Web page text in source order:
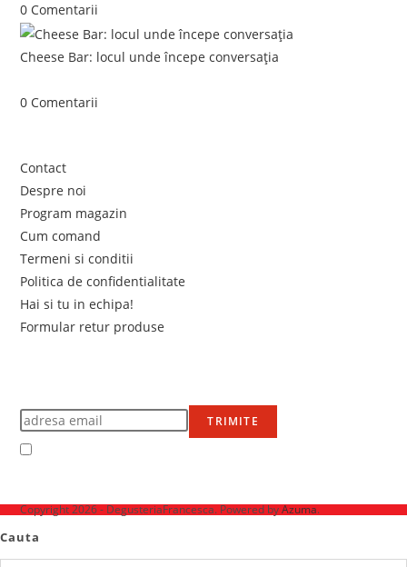
0 Comentarii
Cheese Bar: locul unde începe conversația
0 Comentarii
Contact
Despre noi
Program magazin
Cum comand
Termeni si conditii
Politica de confidentialitate
Hai si tu in echipa!
Formular retur produse
TRIMITE
Copyright 2026 - DegusteriaFrancesca. Powered byAzuma.
Cauta